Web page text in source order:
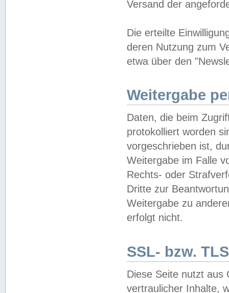
Versand der
Die erteilte
deren Nutzung zum
etwa über den
Weitergabe
Daten, die beim
protokolliert worden
vorgeschrieben ist,
Weitergabe im Falle
Rechts- oder
Dritte zur
Weitergabe zu
erfolgt nicht.
SSL- bzw.
Diese Seite nutzt aus
vertraulicher Inhalte,